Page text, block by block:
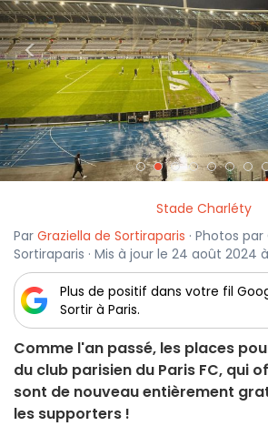
<
Stade Charléty
Par Graziella de Sortiraparis · Photos
Sortiraparis · Mis à jour le 24 août 2024
Plus de positif dans votre fil
Sortir à Paris.
Comme l'an passé, les places
du club parisien du Paris FC, qui
sont de nouveau entièrement
les supporters !